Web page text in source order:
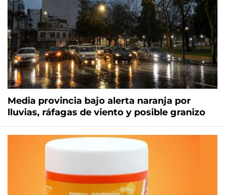
Media provincia bajo alerta naranja por
lluvias, ráfagas de viento y posible granizo